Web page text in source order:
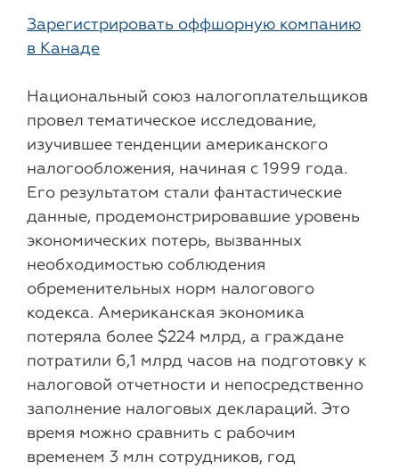
Зарегистрировать оффшорную компанию
в Канаде
Национальный союз налогоплательщиков
провел тематическое исследование,
изучившее тенденции американского
налогообложения, начиная с 1999 года.
Его результатом стали фантастические
данные, продемонстрировавшие уровень
экономических потерь, вызванных
необходимостью соблюдения
обременительных норм налогового
кодекса. Американская экономика
потеряла более $224 млрд, а граждане
потратили 6,1 млрд часов на подготовку к
налоговой отчетности и непосредственно
заполнение налоговых деклараций. Это
время можно сравнить с рабочим
временем 3 млн сотрудников, год